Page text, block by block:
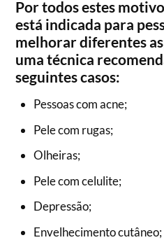
Por todos estes
está indicada para
melhorar diferentes
uma técnica
seguintes casos:
Pessoas com acne;
Pele com rugas;
Olheiras;
Pele com celulite;
Depressão;
Envelhecimento cutâneo;